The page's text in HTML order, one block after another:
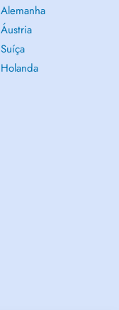
Alemanha
Áustria
Suíça
Holanda